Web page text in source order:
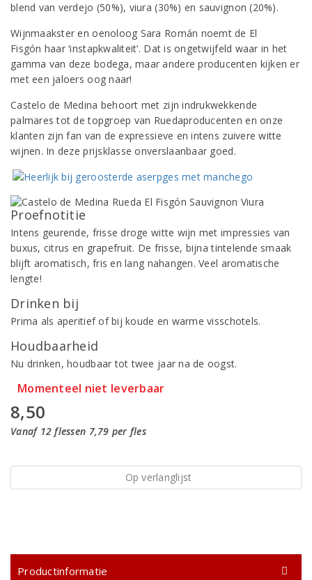
blend van verdejo (50%), viura (30%) en sauvignon (20%).
Wijnmaakster en oenoloog Sara Román noemt de El
Fisgón haar ‘instapkwaliteit’. Dat is ongetwijfeld waar in het
gamma van deze bodega, maar andere producenten kijken er
met een jaloers oog naar!
Castelo de Medina behoort met zijn indrukwekkende
palmares tot de topgroep van Ruedaproducenten en onze
klanten zijn fan van de expressieve en intens zuivere witte
wijnen. In deze prijsklasse onverslaanbaar goed.
Proefnotitie
Intens geurende, frisse droge witte wijn met impressies van
buxus, citrus en grapefruit. De frisse, bijna tintelende smaak
blijft aromatisch, fris en lang nahangen. Veel aromatische
lengte!
Drinken bij
Prima als aperitief of bij koude en warme visschotels.
Houdbaarheid
Nu drinken, houdbaar tot twee jaar na de oogst.
Momenteel niet leverbaar
8,50
Vanaf 12 flessen 7,79 per fles
Op verlanglijst
Productinformatie